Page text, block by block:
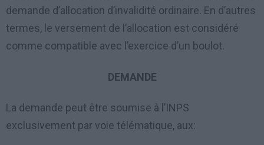
demande d’allocation d’invalidité ordinaire. En d’autres
termes, le versement de l’allocation est considéré
comme compatible avec l’exercice d’un boulot.
DEMANDE
La demande peut être soumise à l’INPS
exclusivement par voie télématique, aux: